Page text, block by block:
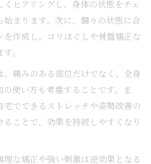
ヒアリングし、身体の状態をチェ
始まります。次に、個々の状態に合
を作成し、コリほぐしや骨盤矯正な
。
、痛みのある部位だけでなく、全身
の使い方も考慮することです。ま
宅でできるストレッチや姿勢改善の
ることで、効果を持続しやすくなり
理な矯正や強い刺激は逆効果となる